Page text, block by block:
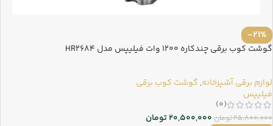
-21%
گوشت کوب برقی چندکاره 1200 وات فیلیپس مدل HR2684
لوازم برقی آشپزخانه, گوشت کوب برقی
فیلیپس
(0)
25,800,000تومان 20,500,000تومان